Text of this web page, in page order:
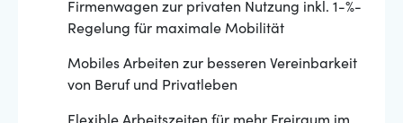
Firmenwagen zur privaten Nutzung inkl. 1-%-
Regelung für maximale Mobilität
Mobiles Arbeiten zur besseren Vereinbarkeit
von Beruf und Privatleben